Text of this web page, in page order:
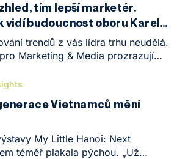
tím lepší marketér.
vidí budoucnost oboru Karel
Pastier
trendů z vás lídra trhu neudělá.
Marketing & Media prozrazují
a Michal Pastier (lektor
strategické myšlení a jaké
oddělují průměrné marketéry
Vietnamců mění
My Little Hanoi: Next
téměř plakala pýchou. „Už